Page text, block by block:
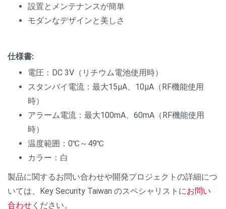
設置とメンテナンスが簡単
モダンなデザインと美しさ
仕様書:
電圧：DC 3V（リチウム電池使用時）
スタンバイ電流：最大15μA、10μA（RF機能使用
時）
アラーム電流：最大100mA、60mA（RF機能使用
時）
温度範囲：0℃～49℃
カラー：白
製品に関するお問い合わせや開発プロジェクトの詳細につ
いては、Key Security Taiwan のスペシャリストにお問い
合わせ ください。